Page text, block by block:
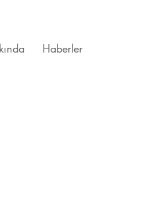
Haberler